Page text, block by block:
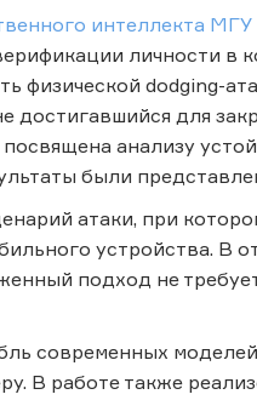
интеллекта МГУ
личности в
физической dodging-
достигавшийся для
анализу
были
атаки, при
устройства. В
подход не
современных
В работе также